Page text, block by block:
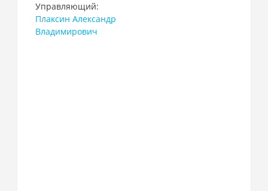
Управляющий:
Плаксин Александр
Владимирович